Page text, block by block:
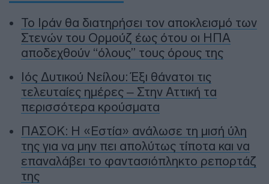
To Ιράν θα διατηρήσει τον αποκλεισμό των
Στενών του Ορμούζ έως ότου οι ΗΠΑ
αποδεχθούν “όλους” τους όρους της
Ιός Δυτικού Νείλου: Έξι θάνατοι τις
τελευταίες ημέρες – Στην Αττική τα
περισσότερα κρούσματα
ΠΑΣΟΚ: Η «Εστία» ανάλωσε τη μισή ύλη
της για να μην πει απολύτως τίποτα και να
επαναλάβει το φαντασιόπληκτο ρεπορτάζ
της